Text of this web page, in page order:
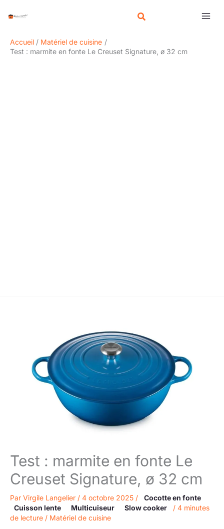
Accueil
Matériel de cuisine
Test : marmite en fonte Le Creuset Signature, ø 32 cm
Test : marmite en fonte Le
Creuset Signature, ø 32 cm
Par Virgile Langelier / 4 octobre 2025 /
Cocotte en fonte
Cuisson lente
Multicuiseur Slow cooker / 4 minutes
de lecture / Matériel de cuisine
e
h